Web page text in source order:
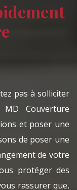
pas à solliciter
Couverture
et poser une
de poser une
de votre
protéger des
rassurer que,